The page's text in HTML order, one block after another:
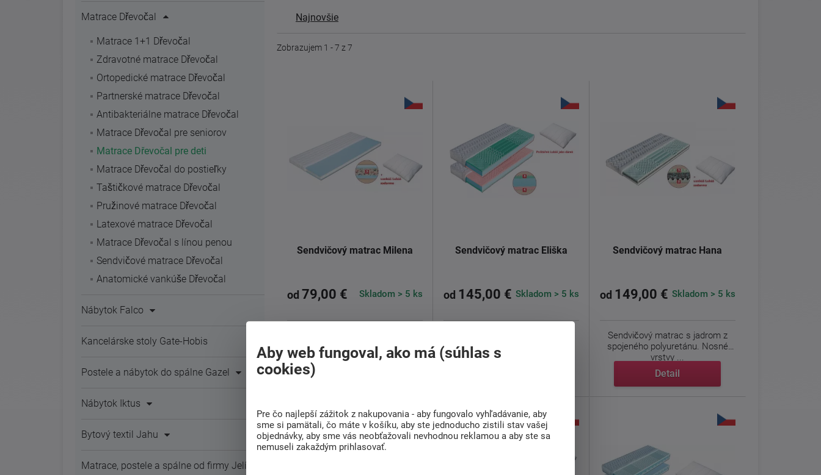
Matrace Dřevočal
Matrace 1+1 Dřevočal
Zdravotné matrace Dřevočal
Ortopedické matrace Dřevočal
Partnerské matrace Dřevočal
Antibakteriálne matrace Dřevočal
Matrace Dřevočal pre seniorov
Matrace Dřevočal pre deti
Matrace Dřevočal do postieľky
Taštičkové matrace Dřevočal
Pružinové matrace Dřevočal
Latexové matrace Dřevočal
Matrace Dřevočal s línou penou
Sendvičové matrace Dřevočal
Anatomické vankúše Dřevočal
Nábytok Falco
Kancelárske stoly Gate-Hobis
Postele a nábytok do spálne Gazel
Nábytok Iktus
Bytový textil Jahu
Matrace, postele a spálne od firmy Jelínek
Najnovšie
Zobrazujem 1 - 7 z 7
Sendvičový matrac Milena
od 79,00 € Skladom > 5 ks
PUR jadrom, ktoré zaručuje vyššiu
...
Sendvičový matrac Eliška
od 145,00 € Skladom > 5 ks
pre partnerské pohodlie
Eliška ...
Sendvičový matrac Hana
od 149,00 € Skladom > 5 ks
Sendvičový matrac s jadrom z
spojeného polyuretánu. Nosné
vrstvy ...
Detail
Aby web fungoval, ako má (súhlas s
cookies)
Pre čo najlepší zážitok z nakupovania - aby fungovalo vyhľadávanie, aby
sme si pamätali, čo máte v košíku, aby ste jednoducho zistili stav vašej
objednávky, aby sme vás neobťažovali nevhodnou reklamou a aby ste sa
nemuseli zakaždým prihlasovať.